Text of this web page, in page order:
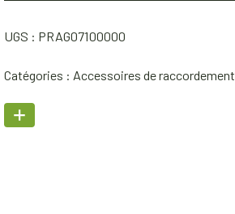
UGS : PRAG07100000
Catégories : Accessoires de raccordement